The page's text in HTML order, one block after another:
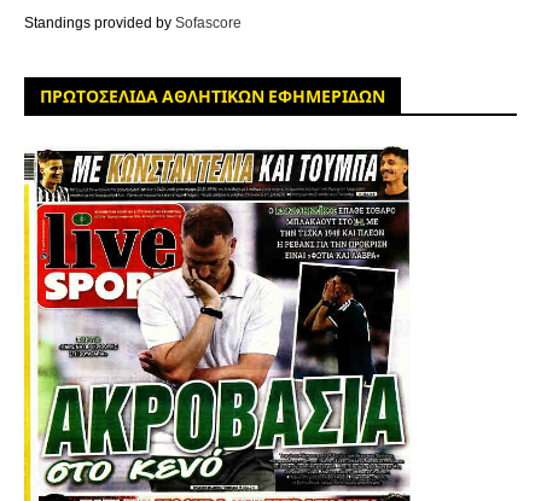
Standings provided by Sofascore
ΠΡΩΤΟΣΕΛΙΔΑ ΑΘΛΗΤΙΚΩΝ ΕΦΗΜΕΡΙΔΩΝ